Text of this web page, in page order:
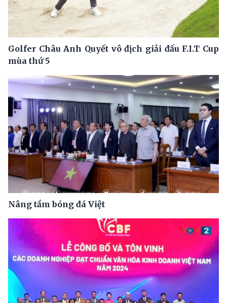
Golfer Châu Anh Quyết vô địch giải đấu F.I.T Cup
mùa thứ 5
Nâng tầm bóng đá Việt